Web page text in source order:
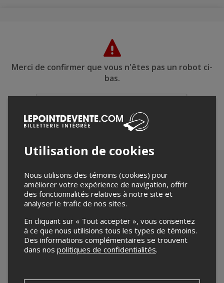
Merci de confirmer que vous n'êtes pas un robot ci-
bas.
Utilisation de cookies
Nous utilisons des témoins (cookies) pour
améliorer votre expérience de navigation, offrir
des fonctionnalités relatives à notre site et
analyser le trafic de nos sites.
En cliquant sur « Tout accepter », vous consentez
à ce que nous utilisions tous les types de témoins.
Des informations complémentaires se trouvent
dans nos politiques de confidentialités.